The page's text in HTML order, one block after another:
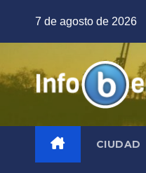
7 de agosto de 2026
CIUDAD